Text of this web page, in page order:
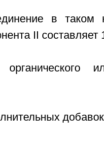
в таком
II составляет